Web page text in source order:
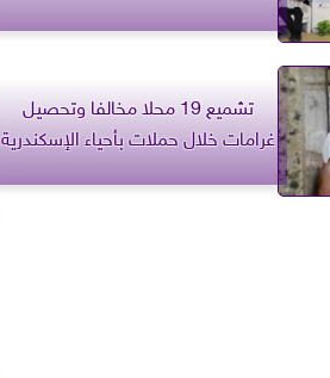
تشميع 19 محلا مخالفا وتحصيل
غرامات خلال حملات بأحياء الإسكندرية